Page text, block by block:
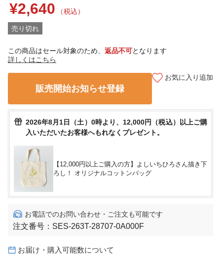
¥2,640 （税込）
売り切れ
この商品はセール対象のため、 返品不可となります
詳しくはこちら
販売開始お知らせ登録
お気に入り追加
2026年8月1日（土）0時より、12,000円（税込）以上ご購
入いただいたお客様へもれなくプレゼント。
【12,000円以上ご購入の方】よしいちひろさん描き下
ろし！ オリジナルコットンバッグ
お電話でのお問い合わせ・ご注文も可能です
注文番号： SES-263T-28707-0A000F
お届け・購入可能数について